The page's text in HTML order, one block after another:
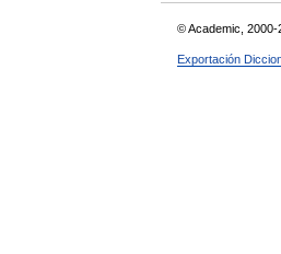
© Academic, 2000-
Exportación